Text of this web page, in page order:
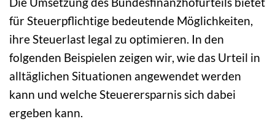
für Steuerpflichtige bedeutende Möglichkeiten,
ihre Steuerlast legal zu optimieren. In den
folgenden Beispielen zeigen wir, wie das Urteil in
alltäglichen Situationen angewendet werden
kann und welche Steuerersparnis sich dabei
ergeben kann.